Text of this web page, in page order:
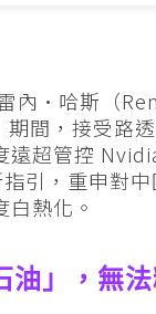
內·哈斯（
期間，接受路
遠超管控
引，重申對
熱化。
油」，無